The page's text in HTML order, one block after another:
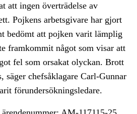
att ingen överträdelse av
Pojkens arbetsgivare har gjort
bedömt att pojken varit lämplig
framkommit något som visar att
fel som orsakat olyckan. Brott
säger chefsåklagare Carl-Gunnar
förundersökningsledare.